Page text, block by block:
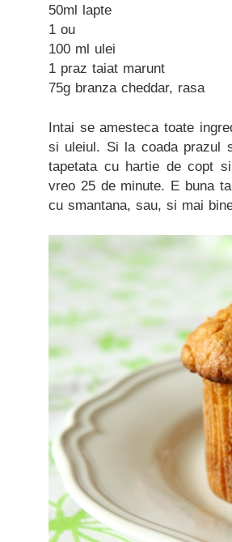
50ml lapte
1 ou
100 ml ulei
1 praz taiat marunt
75g branza cheddar, rasa
Intai se amesteca toate
si uleiul. Si la coada prazul
tapetata cu hartie de copt
vreo 25 de minute. E buna
cu smantana, sau, si mai